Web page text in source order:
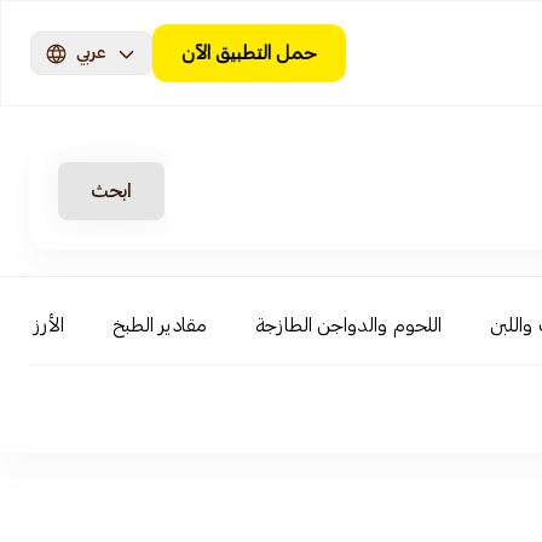
حمل التطبيق الآن عربي
ابحث
واللبن اللحوم والدواجن الطازجة مقادير الطبخ الأرز